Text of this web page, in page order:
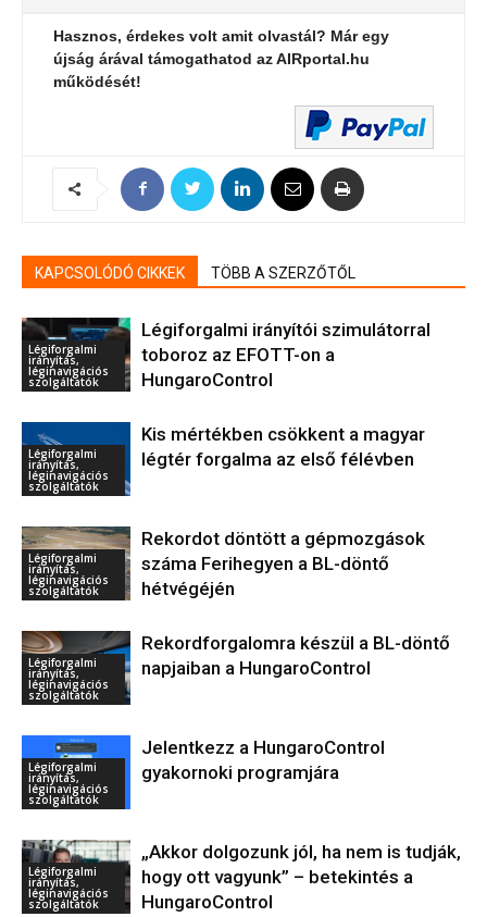
Hasznos, érdekes volt amit olvastál? Már egy
újság árával támogathatod az AIRportal.hu
működését!
KAPCSOLÓDÓ CIKKEK TÖBB A SZERZŐTŐL
Légiforgalmi
irányítás,
léginavigációs
szolgáltatók
Légiforgalmi irányítói szimulátorral
toboroz az EFOTT-on a
HungaroControl
Légiforgalmi
irányítás,
léginavigációs
szolgáltatók
Kis mértékben csökkent a magyar
légtér forgalma az első félévben
Légiforgalmi
irányítás,
léginavigációs
szolgáltatók
Rekordot döntött a gépmozgások
száma Ferihegyen a BL-döntő
hétvégéjén
Légiforgalmi
irányítás,
léginavigációs
szolgáltatók
Rekordforgalomra készül a BL-döntő
napjaiban a HungaroControl
Légiforgalmi
irányítás,
léginavigációs
szolgáltatók
Jelentkezz a HungaroControl
gyakornoki programjára
Légiforgalmi
irányítás,
léginavigációs
szolgáltatók
„Akkor dolgozunk jól, ha nem is tudják,
hogy ott vagyunk” – betekintés a
HungaroControl